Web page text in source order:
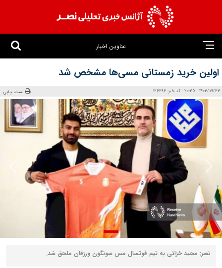
عناوین اخبار
اولین خرید زمستانی مسی‌ها مشخص شد
1403/09/23 - 20:25 - کد خبر: 126296 نسخه چاپی
نصر: مجید خزائی به تیم فوتسال مس سونگون ورزقان ملحق شد.